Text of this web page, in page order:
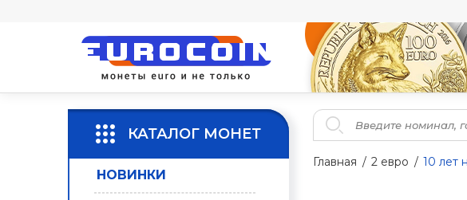
КАТАЛОГ МОНЕТ
НОВИНКИ
Главная 2 евро 10 лет